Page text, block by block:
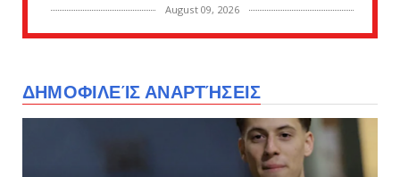
August 09, 2026
LATEST
August 09, 2026
Αυτό είναι το πανέξυπνο κόλπο που θα κάνει
τον ανεμιστήρα σα...
ΔΗΜΟΦΙΛΕΊΣ ΑΝΑΡΤΉΣΕΙΣ